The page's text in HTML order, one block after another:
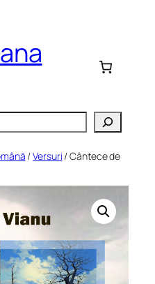
/Versuri / Cântece de